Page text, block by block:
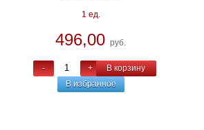
1 ед.
496,00 руб.
- +
В корзину
В избранное